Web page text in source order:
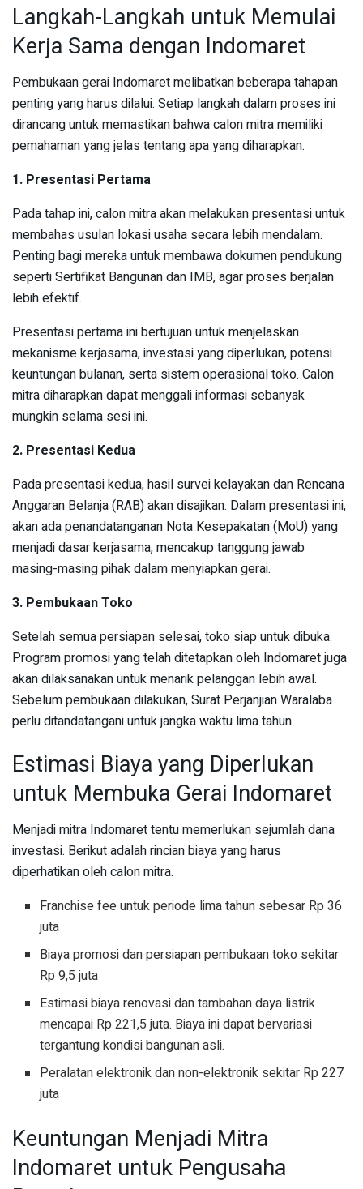
Langkah-Langkah untuk Memulai
Kerja Sama dengan Indomaret
Pembukaan gerai Indomaret melibatkan beberapa tahapan
penting yang harus dilalui. Setiap langkah dalam proses ini
dirancang untuk memastikan bahwa calon mitra memiliki
pemahaman yang jelas tentang apa yang diharapkan.
1. Presentasi Pertama
Pada tahap ini, calon mitra akan melakukan presentasi untuk
membahas usulan lokasi usaha secara lebih mendalam.
Penting bagi mereka untuk membawa dokumen pendukung
seperti Sertifikat Bangunan dan IMB, agar proses berjalan
lebih efektif.
Presentasi pertama ini bertujuan untuk menjelaskan
mekanisme kerjasama, investasi yang diperlukan, potensi
keuntungan bulanan, serta sistem operasional toko. Calon
mitra diharapkan dapat menggali informasi sebanyak
mungkin selama sesi ini.
2. Presentasi Kedua
Pada presentasi kedua, hasil survei kelayakan dan Rencana
Anggaran Belanja (RAB) akan disajikan. Dalam presentasi ini,
akan ada penandatanganan Nota Kesepakatan (MoU) yang
menjadi dasar kerjasama, mencakup tanggung jawab
masing-masing pihak dalam menyiapkan gerai.
3. Pembukaan Toko
Setelah semua persiapan selesai, toko siap untuk dibuka.
Program promosi yang telah ditetapkan oleh Indomaret juga
akan dilaksanakan untuk menarik pelanggan lebih awal.
Sebelum pembukaan dilakukan, Surat Perjanjian Waralaba
perlu ditandatangani untuk jangka waktu lima tahun.
Estimasi Biaya yang Diperlukan
untuk Membuka Gerai Indomaret
Menjadi mitra Indomaret tentu memerlukan sejumlah dana
investasi. Berikut adalah rincian biaya yang harus
diperhatikan oleh calon mitra.
Franchise fee untuk periode lima tahun sebesar Rp 36
juta
Biaya promosi dan persiapan pembukaan toko sekitar
Rp 9,5 juta
Estimasi biaya renovasi dan tambahan daya listrik
mencapai Rp 221,5 juta. Biaya ini dapat bervariasi
tergantung kondisi bangunan asli.
Peralatan elektronik dan non-elektronik sekitar Rp 227
juta
Keuntungan Menjadi Mitra
Indomaret untuk Pengusaha